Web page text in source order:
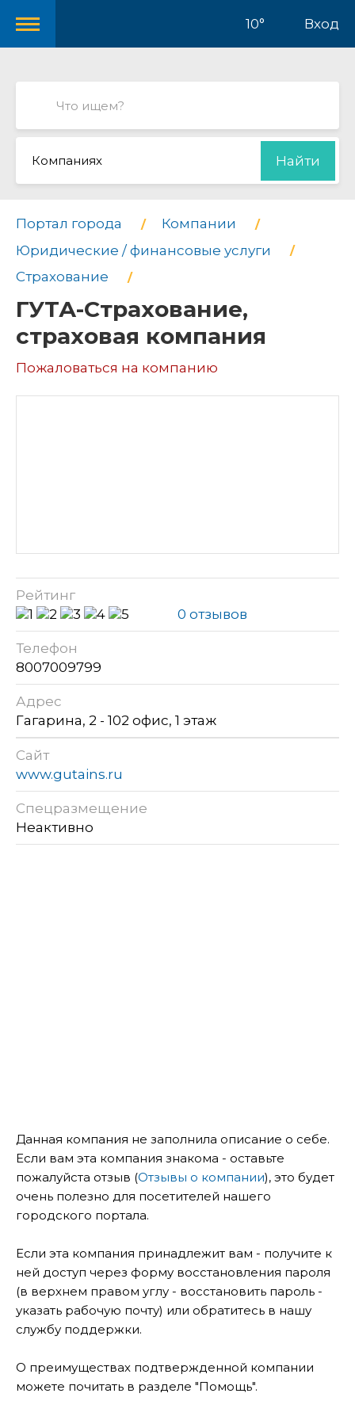
10° Вход
Компаниях Найти
Портал города
Компании
Юридические / финансовые услуги
Страхование
ГУТА-Страхование,
страховая компания
Пожаловаться на компанию
Рейтинг
0 отзывов
Телефон
8007009799
Адрес
Гагарина, 2 - 102 офис, 1 этаж
Сайт
www.gutains.ru
Спецразмещение
Неактивно
Данная компания не заполнила описание о себе.
Если вам эта компания знакома - оставьте
пожалуйста отзыв (Отзывы о компании), это будет
очень полезно для посетителей нашего
городского портала.
Если эта компания принадлежит вам - получите к
ней доступ через форму восстановления пароля
(в верхнем правом углу - восстановить пароль -
указать рабочую почту) или обратитесь в нашу
службу поддержки.
О преимуществах подтвержденной компании
можете почитать в разделе "Помощь".